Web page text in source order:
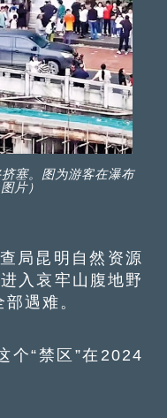
塞。图为游客在瀑布
片）
昆明自然资源
入哀牢山腹地野
遇难。
“禁区”在2024